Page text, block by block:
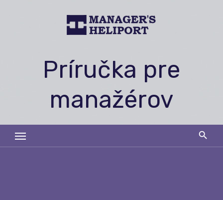
Príručka pre
manažérov